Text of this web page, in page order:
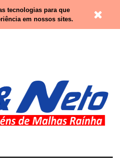
Contacte-nos
tecnologias para que
em nossos sites.